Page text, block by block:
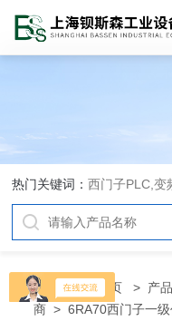
热门关键词：西门子PLC,变
当前位置：首页 > 产
商 >6RA70西门子一